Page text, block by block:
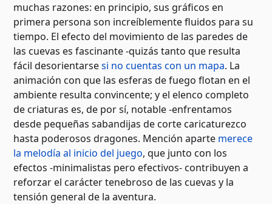
muchas razones: en principio, sus gráficos en
primera persona son increíblemente fluidos para su
tiempo. El efecto del movimiento de las paredes de
las cuevas es fascinante -quizás tanto que resulta
fácil desorientarsesi no cuentas con un mapa. La
animación con que las esferas de fuego flotan en el
ambiente resulta convincente; y el elenco completo
de criaturas es, de por sí, notable -enfrentamos
desde pequeñas sabandijas de corte caricaturezco
hasta poderosos dragones. Mención aparte merece
la melodía al inicio del juego, que junto con los
efectos -minimalistas pero efectivos- contribuyen a
reforzar el carácter tenebroso de las cuevas y la
tensión general de la aventura.